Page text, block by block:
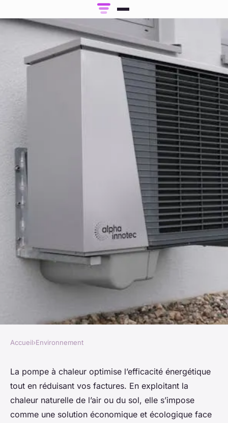
Énergie renouvelable : la
pompe à chaleur, votre alliée
économique
Accueil›Environnement
La pompe à chaleur optimise l’efficacité énergétique
tout en réduisant vos factures. En exploitant la
chaleur naturelle de l’air ou du sol, elle s’impose
comme une solution économique et écologique face